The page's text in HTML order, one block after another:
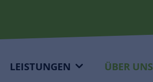
LEISTUNGEN ÜBER UNS